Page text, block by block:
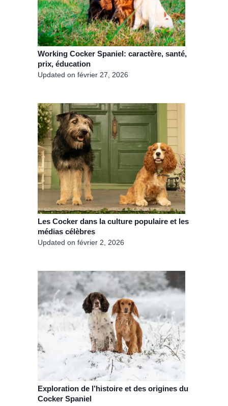
Working Cocker Spaniel: caractère, santé,
prix, éducation
Updated on février 27, 2026
Les Cocker dans la culture populaire et les
médias célèbres
Updated on février 2, 2026
Exploration de l’histoire et des origines du
Cocker Spaniel